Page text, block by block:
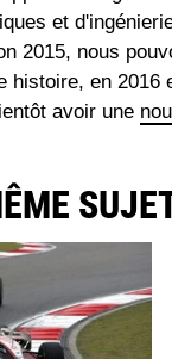
et
2015, nous
histoire, en 2016
avoir une